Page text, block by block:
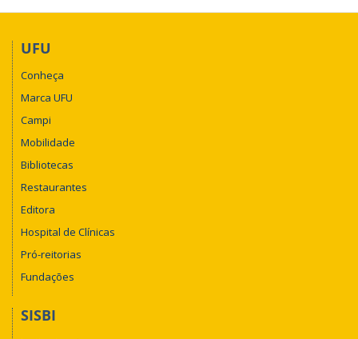
UFU
Conheça
Marca UFU
Campi
Mobilidade
Bibliotecas
Restaurantes
Editora
Hospital de Clínicas
Pró-reitorias
Fundações
SISBI